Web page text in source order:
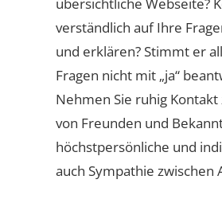
verständlich auf Ihre
und erklären? Stimmt er
Fragen nicht mit „ja“
Nehmen Sie ruhig
von Freunden und
höchstpersönliche und
auch Sympathie zwischen